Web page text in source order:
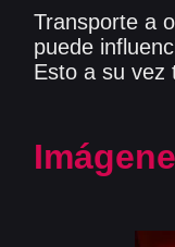
Transporte a
puede
Esto a su vez